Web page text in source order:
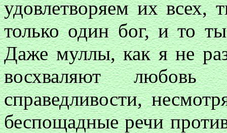
удовлетворяем их всех,
только один бог, и то
Даже муллы, как я не
восхваляют любовь
справедливости,
беспощадные речи